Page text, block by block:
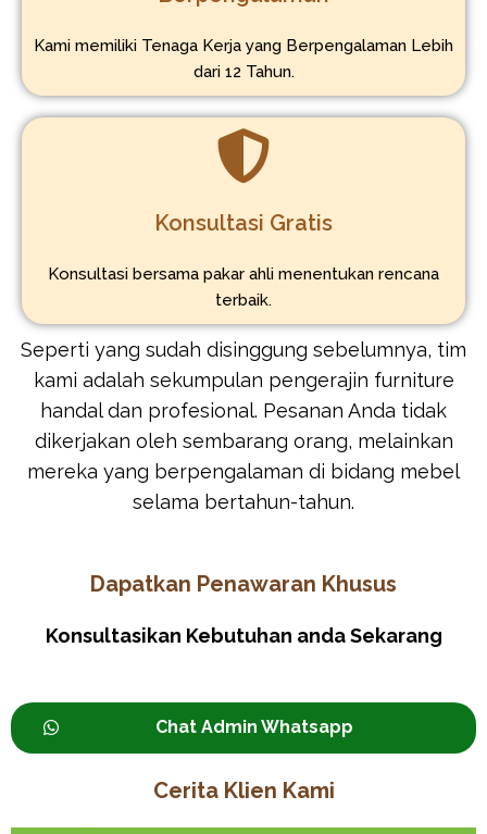
Kami memiliki Tenaga Kerja yang Berpengalaman Lebih
dari 12 Tahun.
Konsultasi Gratis
Konsultasi bersama pakar ahli menentukan rencana
terbaik.
Seperti yang sudah disinggung sebelumnya, tim
kami adalah sekumpulan pengerajin furniture
handal dan profesional. Pesanan Anda tidak
dikerjakan oleh sembarang orang, melainkan
mereka yang berpengalaman di bidang mebel
selama bertahun-tahun.
Dapatkan Penawaran Khusus
Konsultasikan Kebutuhan anda Sekarang
Chat Admin Whatsapp
Cerita Klien Kami